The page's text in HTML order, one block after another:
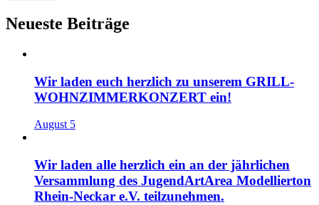
Neueste Beiträge
Wir laden euch herzlich zu unserem GRILL-
WOHNZIMMERKONZERT ein!
August 5
Wir laden alle herzlich ein an der jährlichen
Versammlung des JugendArtArea Modellierton
Rhein-Neckar e.V. teilzunehmen.